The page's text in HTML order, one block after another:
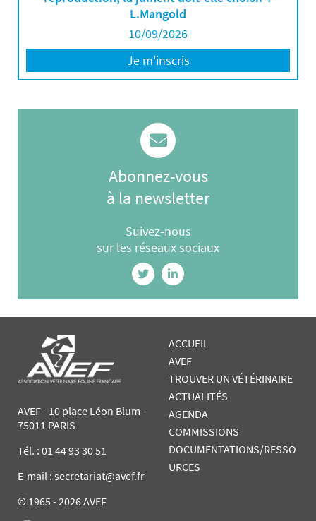
L.Mangold
10/09/2026
Je m'inscris
Abonnez-vous
à la newsletter
Suivez-nous
sur les réseaux sociaux
AVEF - 10 place Léon Blum -
75011 PARIS
Tél. : 01 44 93 30 51
E-mail : secretariat@avef.fr
© 1965 - 2026 AVEF
ACCUEIL
AVEF
TROUVER UN VÉTÉRINAIRE
ACTUALITÉS
AGENDA
COMMISSIONS
DOCUMENTATIONS/RESSO
URCES